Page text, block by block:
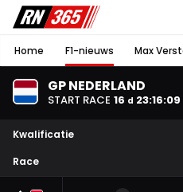
Home F1-nieuws Max
GP NEDERLAND
START RACE 16 d 23:16:08
Kwalificatie
Race